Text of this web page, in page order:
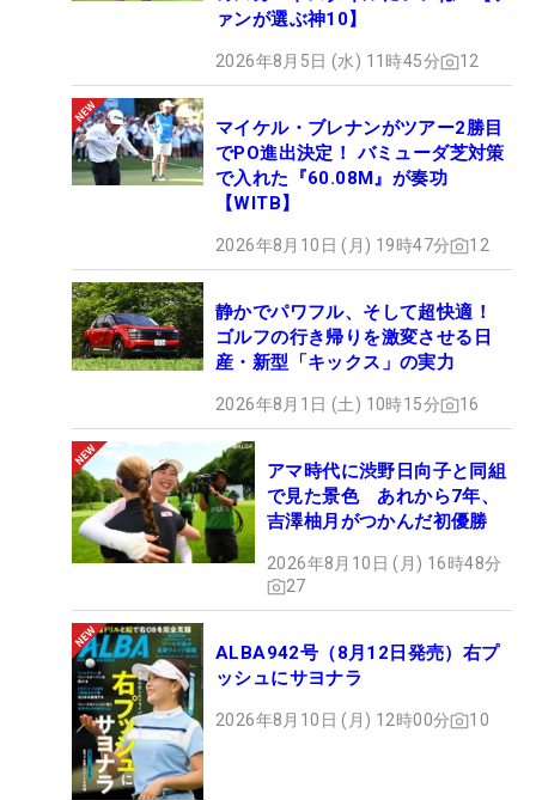
ァンが選ぶ神10】
2026年8月5日 (水) 11時45分 12
マイケル・ブレナンがツアー2勝目
でPO進出決定！ バミューダ芝対策
で入れた『60.08M』が奏功
【WITB】
2026年8月10日 (月) 19時47分 12
静かでパワフル、そして超快適！
ゴルフの行き帰りを激変させる日
産・新型「キックス」の実力
2026年8月1日 (土) 10時15分 16
アマ時代に渋野日向子と同組
で見た景色 あれから7年、
吉澤柚月がつかんだ初優勝
2026年8月10日 (月) 16時48分
27
ALBA942号（8月12日発売）右プ
ッシュにサヨナラ
2026年8月10日 (月) 12時00分 10